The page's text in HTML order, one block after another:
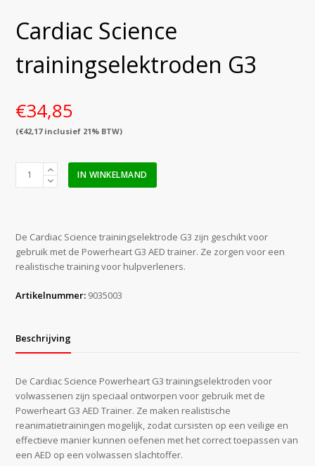
Cardiac Science
trainingselektroden G3
€34,85
(€42,17inclusief 21% BTW)
Cardiac
Science
IN WINKELMAND
De Cardiac Science trainingselektrode G3 zijn geschikt voor
gebruik met de Powerheart G3 AED trainer. Ze zorgen voor een
realistische training voor hulpverleners.
Artikelnummer: 9035003
Beschrijving
De Cardiac Science Powerheart G3 trainingselektroden voor
volwassenen zijn speciaal ontworpen voor gebruik met de
Powerheart G3 AED Trainer. Ze maken realistische
reanimatietrainingen mogelijk, zodat cursisten op een veilige en
effectieve manier kunnen oefenen met het correct toepassen van
een AED op een volwassen slachtoffer.